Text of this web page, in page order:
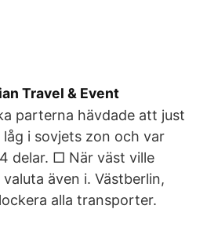
Travel & Event
parterna hävdade att just
i sovjets zon och var
delar. □ När väst ville
även i. Västberlin,
alla transporter.